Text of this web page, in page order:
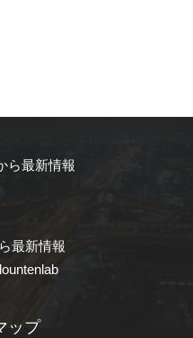
ら最新情報
最新情報
ップ